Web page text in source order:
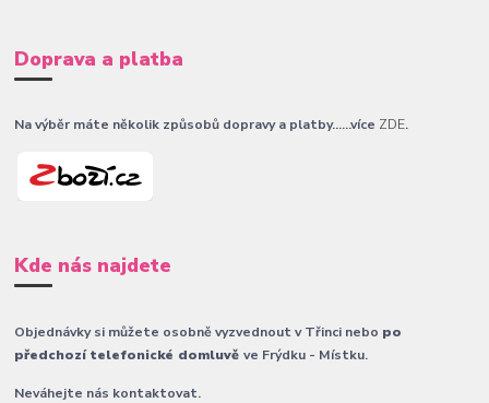
Doprava a platba
Na výběr máte několik způsobů dopravy a platby......více ZDE.
Kde nás najdete
Objednávky si můžete osobně vyzvednout v Třinci nebo po
předchozí telefonické domluvěve Frýdku - Místku.
Neváhejte nás kontaktovat.